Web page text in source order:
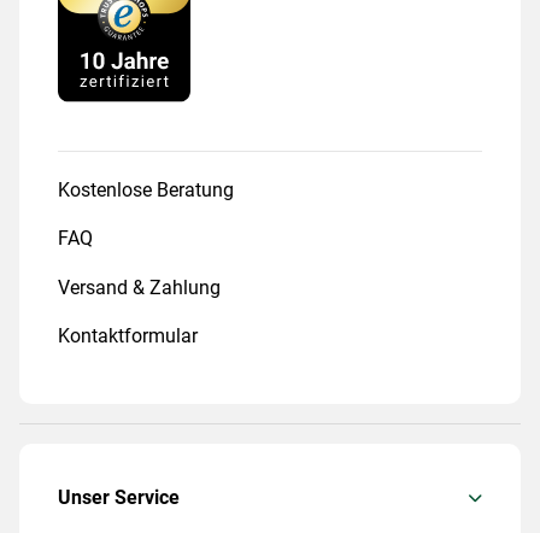
Kostenlose Beratung
FAQ
Versand & Zahlung
Kontaktformular
Unser Service